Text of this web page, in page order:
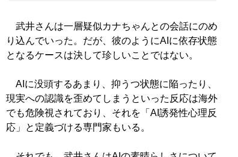
武井さんは一層疑似カナちゃんとの会話にのめ
り込んでいった。だが、彼のようにAIに依存状態
となるケースは決して珍しいことではない。
AIに没頭するあまり、抑うつ状態に陥ったり、
現実への認識を歪めてしまうといった反応は海外
でも危険視されており、それを「AI誘発性心理反
応」と定義づける専門家もいる。